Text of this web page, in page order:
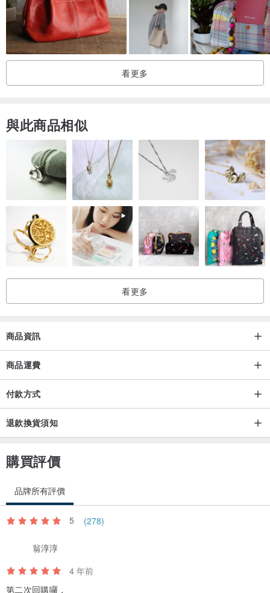
附贈肩背/手提帶。
※※ 每個包的配色、大小、編織花樣與搭配的提把...等，都是精心設計
與製作，希望每個獨特的包都能彰顯出主人獨特的氣質:)
照片中模特為24吋腰標準身
我們盡可能以照片和文字寫明尺寸說
請詳閱內文或訊息詢問在意的部份再購買唷
差1-2cm以內)
棉麻、口金
請使用中性洗劑以清洗局部髒污的方式清潔，嚴重髒污再將包包以冷
再用另一毛巾包覆輕壓吸水，晾乾。
看更多
與此商品相似
看更多
商品資訊
商品運費
付款方式
退款換貨須知
購買評價
品牌所有評價
5 (278)
翁淳淳
4 年前
第二次回購囉，